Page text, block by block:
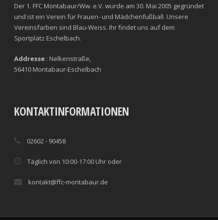
Der 1. FFC Montabaur/Ww. e.V. wurde am 30. Mai 2005 gegründet
und ist ein Verein für Frauen- und Mädchenfußball. Unsere
Vereinsfarben sind Blau-Weiss. Ihr findet uns auf dem
Sportplatz Eschelbach.
Addresse : Nelkenstraße,
56410 Montabaur-Eschelbach
KONTAKTINFORMATIONEN
02602 - 90458
Täglich von 10:00-17:00 Uhr oder
kontakt@ffc-montabaur.de